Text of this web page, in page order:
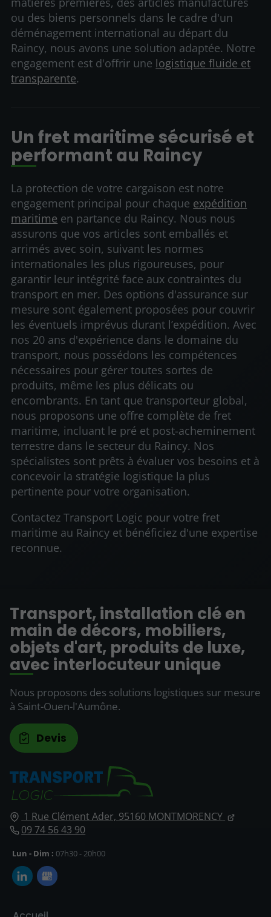
ou des biens personnels dans le cadre d'un
déménagement international au départ du
Raincy, nous avons une solution adaptée. Notre
engagement est d'offrir une logistique fluide et
transparente.
Un fret maritime sécurisé et
performant au Raincy
La protection de votre cargaison est notre
engagement principal pour chaque expédition
maritime en partance du Raincy. Nous nous
assurons que vos articles sont emballés et
arrimés avec soin, suivant les normes
internationales les plus rigoureuses, pour
garantir leur intégrité face aux contraintes du
transport en mer. Des options d'assurance sur
mesure sont également proposées pour couvrir
les éventuels imprévus durant l’expédition. Avec
nos 20 ans d'expérience dans le domaine du
transport, nous possédons les compétences
nécessaires pour gérer toutes sortes de
produits, même les plus délicats ou
encombrants. En tant que transporteur global,
nous proposons une offre complète de fret
maritime, incluant le pré et post-acheminement
terrestre dans le secteur du Raincy. Nos
spécialistes sont prêts à évaluer vos besoins et à
concevoir la stratégie logistique la plus
pertinente pour votre organisation.
Contactez Transport Logic pour votre fret
maritime au Raincy et bénéficiez d'une expertise
reconnue.
1 Rue Clément Ader, 95160 MONTMORENCY
09 74 56 43 90
Lun - Dim : 07h30 - 20h00
Transport, installation clé en
main de décors, mobiliers,
objets d'art, produits de luxe,
avec interlocuteur unique
Nous proposons des solutions logistiques sur mesure
à Saint-Ouen-l'Aumône.
Devis